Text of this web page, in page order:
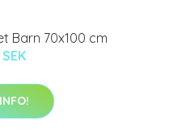
Barn 70x100 cm